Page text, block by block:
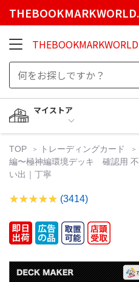
マイストア
TOP トレーディングカード
編〜極神編環境デッキ 確認用
い出｜丁寧
(3414)